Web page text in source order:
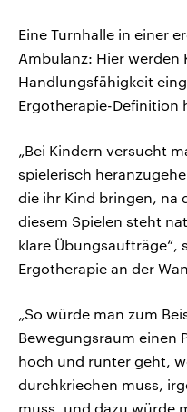
Eine Turnhalle in einer
Ambulanz: Hier werden
Handlungsfähigkeit
Ergotherapie-Definition
„Bei Kindern versucht
spielerisch
die ihr Kind bringen, na
diesem Spielen steht
klare Übungsaufträge“,
Ergotherapie an der
„So würde man zum
Bewegungsraum einen
hoch und runter geht,
durchkriechen muss,
muss, und dazu würde